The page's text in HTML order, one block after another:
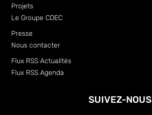
Projets
Le Groupe CDEC
Presse
Nous contacter
Flux RSS Actualités
Flux RSS Agenda
SUIVEZ-NOUS